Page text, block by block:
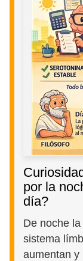
por la
día?
De noche
sistema
aumentan y